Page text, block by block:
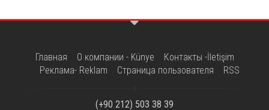
Главная О компании - Künye
Контакты -İletişim
Реклама- Reklam
Страница пользователя RSS
(+90 212) 503 38 39